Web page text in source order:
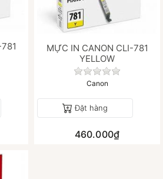
giá nào cho sản phẩm này.
MỰC IN CANON CLI-781
YELLOW
Chưa có đánh
Canon
Đặt hàng
460.000₫